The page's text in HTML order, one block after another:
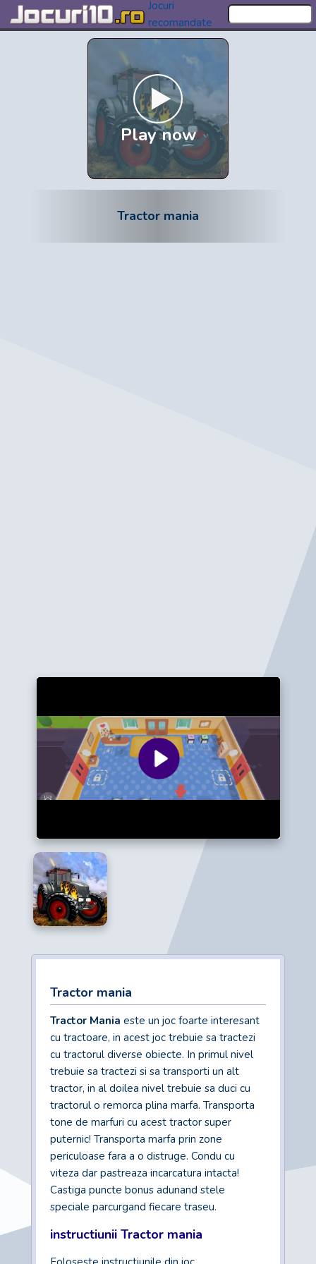
Jocuri
recomandate
Play now
Tractor mania
Tractor mania
Tractor Mania este un joc foarte interesant
cu tractoare, in acest joc trebuie sa tractezi
cu tractorul diverse obiecte. In primul nivel
trebuie sa tractezi si sa transporti un alt
tractor, in al doilea nivel trebuie sa duci cu
tractorul o remorca plina marfa. Transporta
tone de marfuri cu acest tractor super
puternic! Transporta marfa prin zone
periculoase fara a o distruge. Condu cu
viteza dar pastreaza incarcatura intacta!
Castiga puncte bonus adunand stele
speciale parcurgand fiecare traseu.
instructiunii Tractor mania